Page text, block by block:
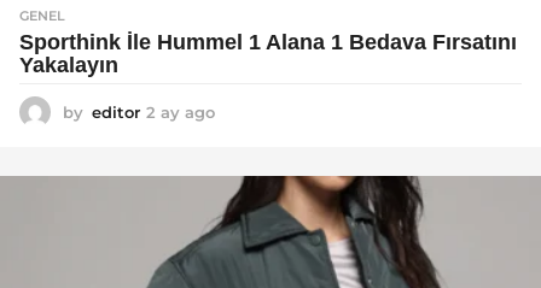
GENEL
Sporthink İle Hummel 1 Alana 1 Bedava Fırsatını
Yakalayın
by editor 2 ay ago
a
g
o